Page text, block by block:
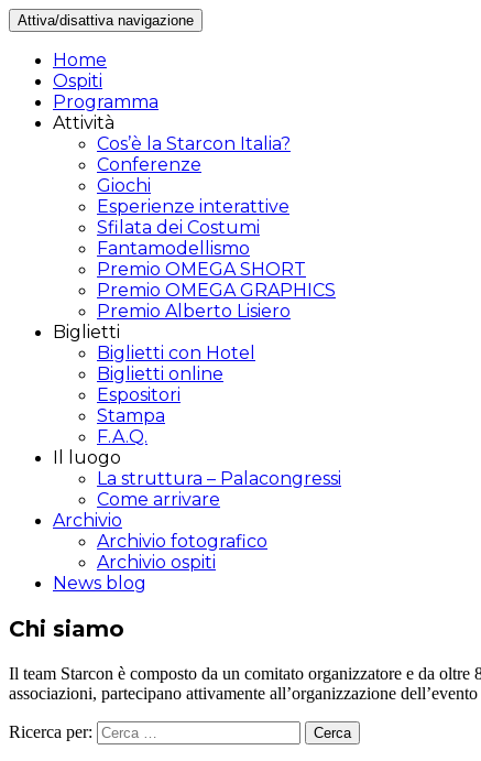
Attiva/disattiva navigazione
Home
Ospiti
Programma
Attività
Cos’è la Starcon Italia?
Conferenze
Giochi
Esperienze interattive
Sfilata dei Costumi
Fantamodellismo
Premio OMEGA SHORT
Premio OMEGA GRAPHICS
Premio Alberto Lisiero
Biglietti
Biglietti con Hotel
Biglietti online
Espositori
Stampa
F.A.Q.
Il luogo
La struttura – Palacongressi
Come arrivare
Archivio
Archivio fotografico
Archivio ospiti
News blog
Chi siamo
Il team Starcon è composto da un comitato organizzatore e da
associazioni, partecipano attivamente all’organizzazione
Ricerca per: